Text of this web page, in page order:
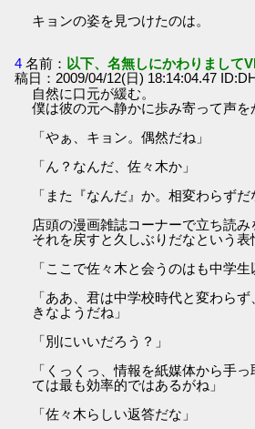
キョンの姿を見つけたのは。
4 名前： 以下、名無しにかわりまして
稿日：2009/04/12(日) 18:14:04.47
自然に口元が緩む。
僕は彼の元へ静かに歩み寄って声を
「やぁ、キョン。偶然だね」
「ん？なんだ、佐々木か」
「また『なんだ』か。相変わらずだ
店頭の漫画雑誌コーナーで立ち読み
それを戻すと久しぶりだなという表
「ここで佐々木と会うのはも中学生
「ああ、君は中学校時代と変わら
きなようだね」
「別にいいだろう？」
「くっくっ、情報を紙媒体から手
ては最も効率的ではあるがね」
「佐々木らしい返答だな」